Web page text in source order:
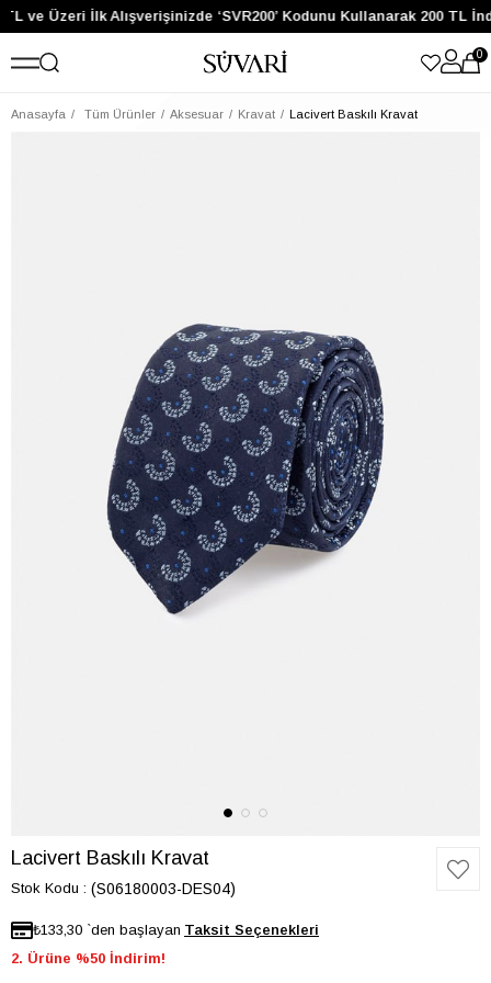
ve Üzeri İlk Alışverişinizde ‘SVR200’ Kodunu Kullanarak 200 TL
0
Anasayfa Tüm Ürünler Aksesuar Kravat Lacivert Baskılı Kravat
Lacivert Baskılı Kravat
Stok Kodu (S06180003-DES04)
₺133,30 `den başlayan
2. Ürüne %50 İndirim!